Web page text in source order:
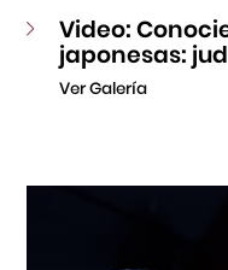
Video:
japonesas:
Ver Galería